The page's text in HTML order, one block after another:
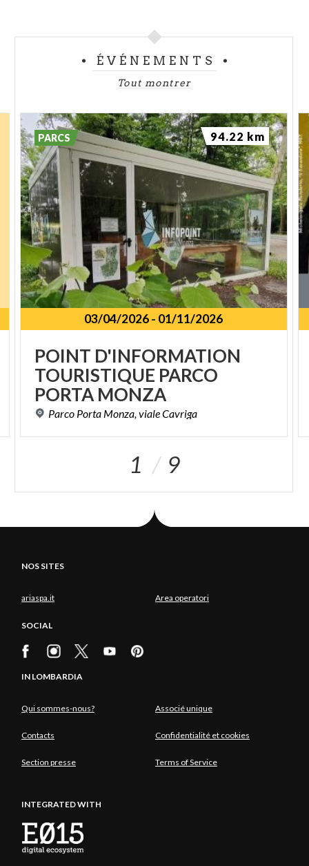
ÉVÉNEMENTS
Tout montrer
03/04/2026- 01/11/2026
POINT D'INFORMATION
TOURISTIQUE PARCO
PORTA MONZA
Parco Porta Monza, vialeCavriga
PARCS 94.22 km
1 9
NOS SITES
ariaspa.it Area operatori
SOCIAL
IN LOMBARDIA
Qui sommes-nous? Associé unique
Contacts Confidentialité et cookies
Section presse Terms of Service
INTEGRATED WITH